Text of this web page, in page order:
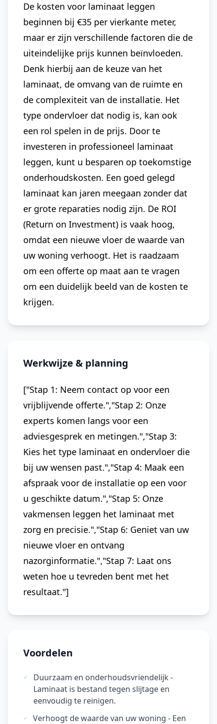
De kosten voor laminaat leggen
beginnen bij €35 per vierkante meter,
maar er zijn verschillende factoren die de
uiteindelijke prijs kunnen beïnvloeden.
Denk hierbij aan de keuze van het
laminaat, de omvang van de ruimte en
de complexiteit van de installatie. Het
type ondervloer dat nodig is, kan ook
een rol spelen in de prijs. Door te
investeren in professioneel laminaat
leggen, kunt u besparen op toekomstige
onderhoudskosten. Een goed gelegd
laminaat kan jaren meegaan zonder dat
er grote reparaties nodig zijn. De ROI
(Return on Investment) is vaak hoog,
omdat een nieuwe vloer de waarde van
uw woning verhoogt. Het is raadzaam
om een offerte op maat aan te vragen
om een duidelijk beeld van de kosten te
krijgen.
Werkwijze & planning
["Stap 1: Neem contact op voor een
vrijblijvende offerte.","Stap 2: Onze
experts komen langs voor een
adviesgesprek en metingen.","Stap 3:
Kies het type laminaat en ondervloer die
bij uw wensen past.","Stap 4: Maak een
afspraak voor de installatie op een voor
u geschikte datum.","Stap 5: Onze
vakmensen leggen het laminaat met
zorg en precisie.","Stap 6: Geniet van uw
nieuwe vloer en ontvang
nazorginformatie.","Stap 7: Laat ons
weten hoe u tevreden bent met het
resultaat."]
Voordelen
Duurzaam en onderhoudsvriendelijk -
Laminaat is bestand tegen slijtage en
eenvoudig te reinigen.
Verhoogt de waarde van uw woning - Een